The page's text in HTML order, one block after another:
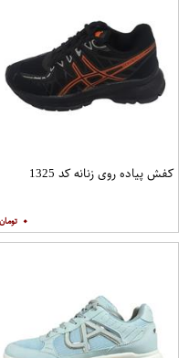
کفش پیاده روی زنانه کد 1325
۰